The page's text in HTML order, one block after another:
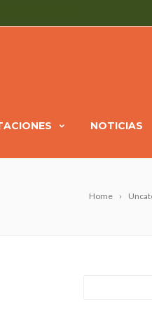
NOTICIAS
Home